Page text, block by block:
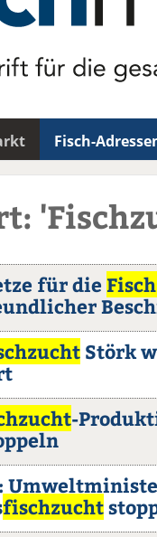
Fisch-
für die
Störk
-
fischzucht